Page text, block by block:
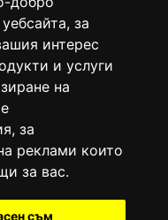
, за
интерес
и услуги
на
, за
реклами които
за вас.
съм
в националния
национална